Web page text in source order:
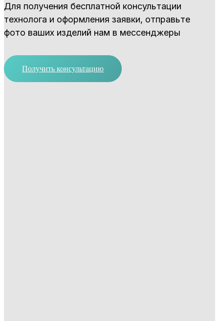
Для получения бесплатной консультации
технолога и оформления заявки, отправьте
фото ваших изделий нам в мессенджеры
Получить консультацию